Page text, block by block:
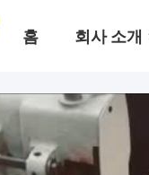
홈 회사 소개